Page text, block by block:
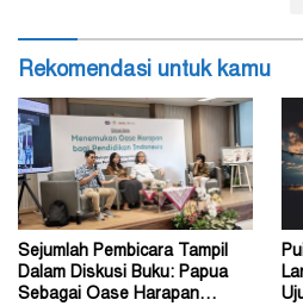
Rekomendasi untuk kamu
Sejumlah Pembicara Tampil
Dalam Diskusi Buku: Papua
Sebagai Oase Harapan